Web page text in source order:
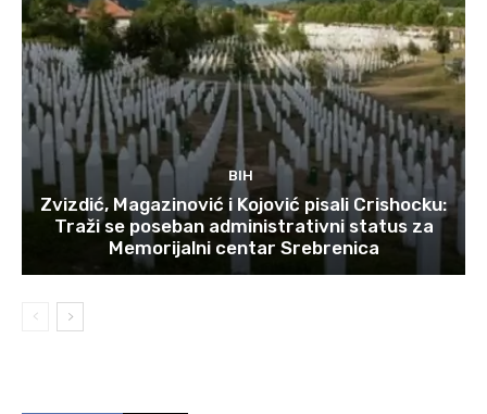
BIH
Zvizdić, Magazinović i Kojović pisali Crishocku:
Traži se poseban administrativni status za
Memorijalni centar Srebrenica